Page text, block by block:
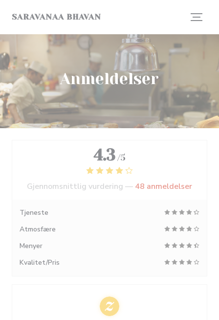
SARAVANAA BHAVAN
Anmeldelser
4.3 /5
Gjennomsnittlig vurdering — 48 anmeldelser
Tjeneste
Atmosfære
Menyer
Kvalitet/Pris